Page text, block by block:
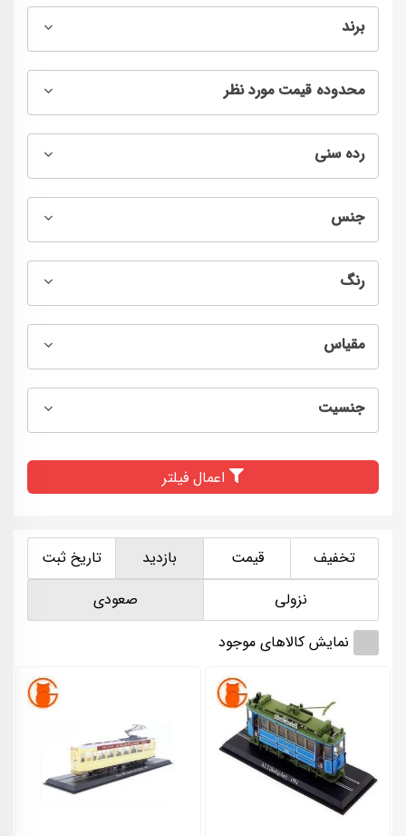
برند
محدوده قیمت مورد نظر
رده سنی
جنس
رنگ
مقیاس
جنسیت
تخفیف قیمت بازدید
تاریخ ثبت
نزولی
صعودی
نمایش کالاهای موجود